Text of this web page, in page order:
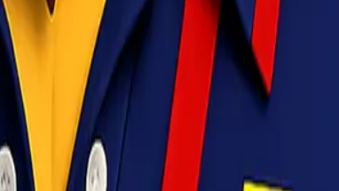
WhatsApp 0812 6000 5092
. Jangan lupa, follow juga
lebih mudah, hemat, dan cepat.